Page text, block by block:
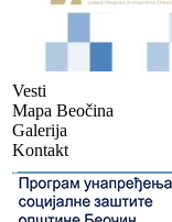
Vesti
Mapa Beočina
Galerija
Kontakt
-